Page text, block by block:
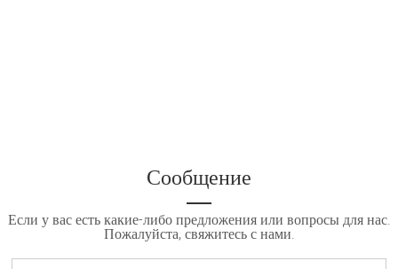
Сообщение
Если у вас есть какие-либо предложения или вопросы для нас.
Пожалуйста, свяжитесь с нами.